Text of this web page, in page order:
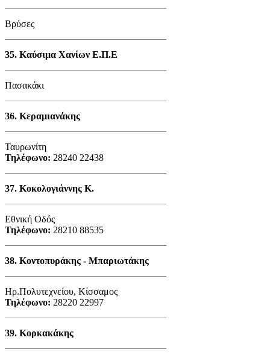
Βρύσες
35. Καύσιμα Χανίων Ε.Π.Ε
Πασακάκι
36. Κεραμιανάκης
Ταυρωνίτη
Τηλέφωνο: 28240 22438
37. Κοκολογιάννης Κ.
Εθνική Οδός
Τηλέφωνο: 28210 88535
38. Κοντοπυράκης - Μπαριωτάκης
Ηρ.Πολυτεχνείου, Κίσσαμος
Τηλέφωνο: 28220 22997
39. Κορκακάκης